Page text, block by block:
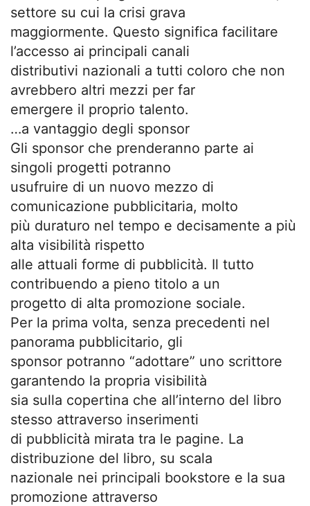
settore su cui la crisi grava
maggiormente. Questo significa facilitare
l’accesso ai principali canali
distributivi nazionali a tutti coloro che non
avrebbero altri mezzi per far
emergere il proprio talento.
…a vantaggio degli sponsor
Gli sponsor che prenderanno parte ai
singoli progetti potranno
usufruire di un nuovo mezzo di
comunicazione pubblicitaria, molto
più duraturo nel tempo e decisamente a più
alta visibilità rispetto
alle attuali forme di pubblicità. Il tutto
contribuendo a pieno titolo a un
progetto di alta promozione sociale.
Per la prima volta, senza precedenti nel
panorama pubblicitario, gli
sponsor potranno “adottare” uno scrittore
garantendo la propria visibilità
sia sulla copertina che all’interno del libro
stesso attraverso inserimenti
di pubblicità mirata tra le pagine. La
distribuzione del libro, su scala
nazionale nei principali bookstore e la sua
promozione attraverso